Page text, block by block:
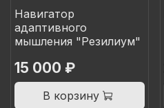
Навигатор
адаптивного
мышления "Резилиум"
15 000 ₽
В корзину